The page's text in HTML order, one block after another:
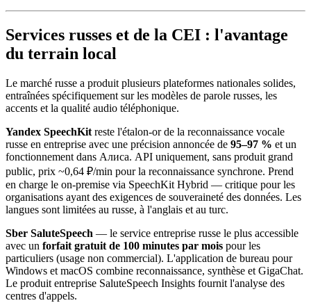
Services russes et de la CEI : l'avantage
du terrain local
Le marché russe a produit plusieurs plateformes nationales solides,
entraînées spécifiquement sur les modèles de parole russes, les
accents et la qualité audio téléphonique.
Yandex SpeechKit reste l'étalon-or de la reconnaissance vocale
russe en entreprise avec une précision annoncée de 95–97 % et un
fonctionnement dans Алиса. API uniquement, sans produit grand
public, prix ~0,64 ₽/min pour la reconnaissance synchrone. Prend
en charge le on-premise via SpeechKit Hybrid — critique pour les
organisations ayant des exigences de souveraineté des données. Les
langues sont limitées au russe, à l'anglais et au turc.
Sber SaluteSpeech — le service entreprise russe le plus accessible
avec un forfait gratuit de 100 minutes par mois pour les
particuliers (usage non commercial). L'application de bureau pour
Windows et macOS combine reconnaissance, synthèse et GigaChat.
Le produit entreprise SaluteSpeech Insights fournit l'analyse des
centres d'appels.